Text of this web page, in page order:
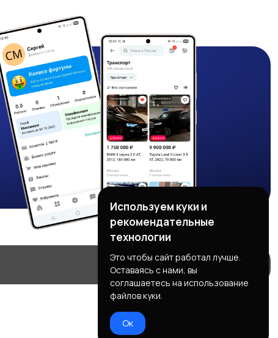
Используем куки и
рекомендательные
технологии
Это чтобы сайт работал лучше.
Оставаясь с нами, вы
соглашаетесь на использование
файлов куки.
Ок